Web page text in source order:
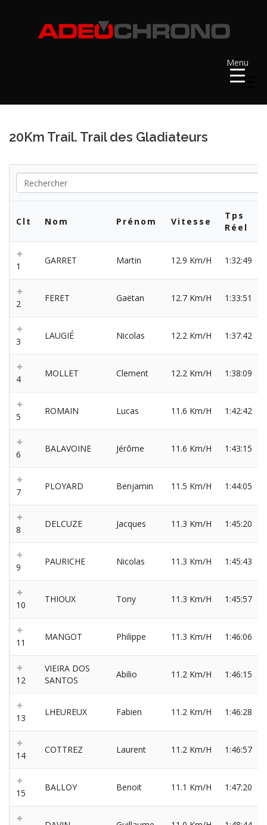
Menu
Menu
RÉCOMPENSES DOSSARDS
CONTACT ET LIENS UTILES
20Km Trail. Trail des Gladiateurs
Clt Nom Prénom Vitesse
Tps
Réel
1
GARRET Martin 12.9 Km/H 1:32:49
2
FERET Gaëtan 12.7 Km/H 1:33:51
3
LAUGIÉ Nicolas 12.2 Km/H 1:37:42
4
MOLLET Clement 12.2 Km/H 1:38:09
5
ROMAIN Lucas 11.6 Km/H 1:42:42
6
BALAVOINE Jérôme 11.6 Km/H 1:43:15
7
PLOYARD Benjamin 11.5 Km/H 1:44:05
8
DELCUZE Jacques 11.3 Km/H 1:45:20
9
PAURICHE Nicolas 11.3 Km/H 1:45:43
10
THIOUX Tony 11.3 Km/H 1:45:57
11
MANGOT Philippe 11.3 Km/H 1:46:06
12
VIEIRA DOS
SANTOS
Abilio 11.2 Km/H 1:46:15
13
LHEUREUX Fabien 11.2 Km/H 1:46:28
14
COTTREZ Laurent 11.2 Km/H 1:46:57
15
BALLOY Benoit 11.1 Km/H 1:47:20